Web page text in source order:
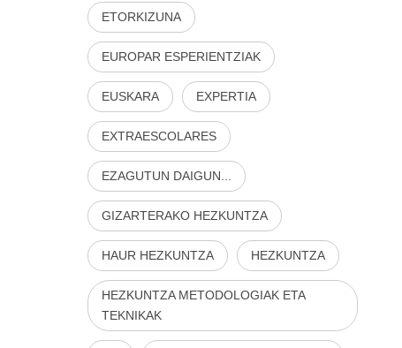
ETORKIZUNA
EUROPAR ESPERIENTZIAK
EUSKARA EXPERTIA
EXTRAESCOLARES
EZAGUTUN DAIGUN...
GIZARTERAKO HEZKUNTZA
HAUR HEZKUNTZA HEZKUNTZA
HEZKUNTZA METODOLOGIAK ETA
TEKNIKAK